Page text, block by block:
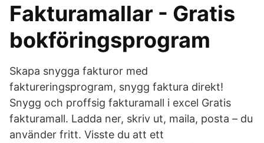
Fakturamallar - Gratis
bokföringsprogram
Skapa snygga fakturor med
faktureringsprogram, snygg faktura direkt!
Snygg och proffsig fakturamall i excel Gratis
fakturamall. Ladda ner, skriv ut, maila, posta – du
använder fritt. Visste du att ett